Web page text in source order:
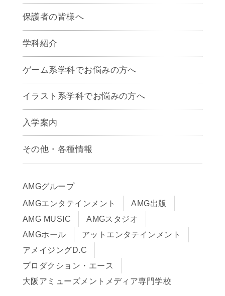
保護者の皆様へ
学科紹介
ゲームクリエイター学科
CG学科
アニメーション学科
声優学科
ゲーム系学科でお悩みの方へ
イラスト系学科でお悩みの方へ
入学案内
募集要項
早期出願制度・AOエントリー
入学までの流れ
学費サポート・各種制度
学費について
Q&A
その他・各種情報
アクセス
サイトポリシー
在校生・保護者の方へ
卒業生の皆様へ
AMGグループ
AMGエンタテインメント
AMG出版
AMG MUSIC
AMGスタジオ
AMGホール
アットエンタテインメント
アメイジングD.C
プロダクション・エース
大阪アミューズメントメディア専門学校